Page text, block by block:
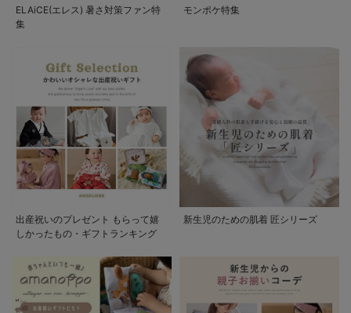
ELAiCE(エレス) 暑さ対策ファン特
集
モンポケ特集
出産祝いのプレゼント もらって嬉
しかったもの・ギフトランキング
新生児のための肌着 匠シリーズ